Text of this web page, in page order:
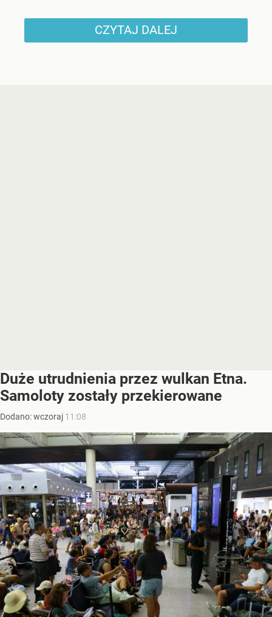
CZYTAJ DALEJ
Duże utrudnienia przez wulkan Etna.
Samoloty zostały przekierowane
Dodano:wczoraj 11:08